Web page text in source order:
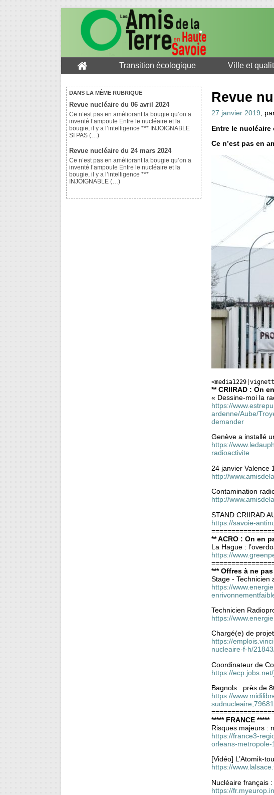
Transition écologique Ville et
DANS LA MÊME RUBRIQUE
Revue nucléaire du 06 avril 2024
Ce n’est pas en améliorant la bougie qu’on a
inventé l’ampoule Entre le nucléaire et la
bougie, il y a l’intelligence *** INJOIGNABLE
SI PAS (…)
Revue nucléaire du 24 mars 2024
Ce n’est pas en améliorant la bougie qu’on a
inventé l’ampoule Entre le nucléaire et la
bougie, il y a l’intelligence ***
INJOIGNABLE (…)
Revue
27 janvier 2019,
Entre le
Ce n’est pas en
** CRIIRAD : On
« Dessine-moi la
https://
ardenne/Aube/
demander
Genève a installé
https://
radioactivite
24 janvier Valence
http://
Contamination
http://
STAND CRIIRAD
https://savoie-
** ACRO : On en
La Hague :
https://
*** Offres à ne
Stage - Technicien
https://
Technicien
https://
Chargé(e) de
https://
nucleaire-f-h/
Coordinateur de
https://
Bagnols : près de
https://
***** FRANCE *****
Risques majeurs :
https://france3-
orleans-
[Vidéo] L’Atomik-
https://
Nucléaire français
https://